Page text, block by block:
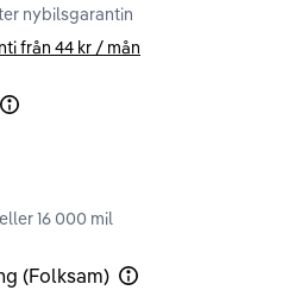
nybilsgarantin
från 44 kr / mån
16 000 mil
(Folksam)